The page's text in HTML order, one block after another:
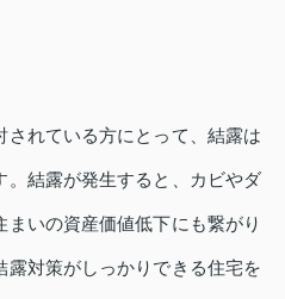
されている方にとって、結露は
。結露が発生すると、カビやダ
いの資産価値低下にも繋がり
露対策がしっかりできる住宅を